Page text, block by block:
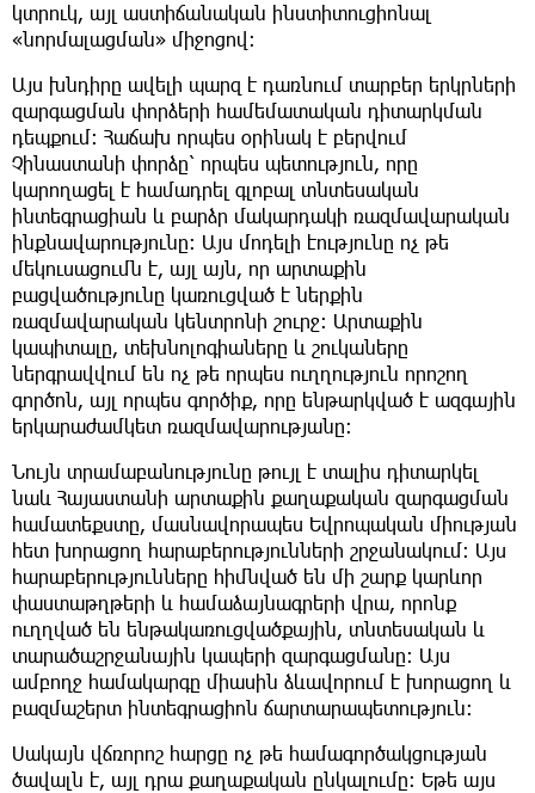
կտրուկ, այլ աստիճանական ինստիտուցիոնալ
«նորմալացման» միջոցով։
Այս խնդիրը ավելի պարզ է դառնում տարբեր երկրների
զարգացման փորձերի համեմատական դիտարկման
դեպքում։ Հաճախ որպես օրինակ է բերվում
Չինաստանի փորձը՝ որպես պետություն, որը
կարողացել է համադրել գլոբալ տնտեսական
ինտեգրացիան և բարձր մակարդակի ռազմավարական
ինքնավարությունը։ Այս մոդելի էությունը ոչ թե
մեկուսացումն է, այլ այն, որ արտաքին
բացվածությունը կառուցված է ներքին
ռազմավարական կենտրոնի շուրջ։ Արտաքին
կապիտալը, տեխնոլոգիաները և շուկաները
ներգրավվում են ոչ թե որպես ուղղություն որոշող
գործոն, այլ որպես գործիք, որը ենթարկված է ազգային
երկարաժամկետ ռազմավարությանը։
Նույն տրամաբանությունը թույլ է տալիս դիտարկել
նաև Հայաստանի արտաքին քաղաքական զարգացման
համատեքստը, մասնավորապես Եվրոպական միության
հետ խորացող հարաբերությունների շրջանակում։ Այս
հարաբերությունները հիմնված են մի շարք կարևոր
փաստաթղթերի և համաձայնագրերի վրա, որոնք
ուղղված են ենթակառուցվածքային, տնտեսական և
տարածաշրջանային կապերի զարգացմանը։ Այս
ամբողջ համակարգը միասին ձևավորում է խորացող և
բազմաշերտ ինտեգրացիոն ճարտարապետություն։
Սակայն վճռորոշ հարցը ոչ թե համագործակցության
ծավալն է, այլ դրա քաղաքական ընկալումը։ Եթե այս